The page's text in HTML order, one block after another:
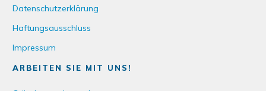
Datenschutzerklärung
Haftungsausschluss
Impressum
ARBEITEN SIE MIT UNS!